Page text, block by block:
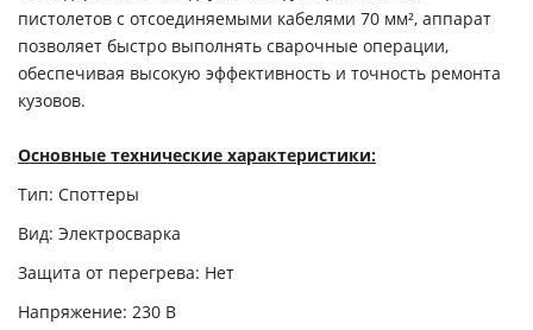
пистолетов с отсоединяемыми кабелями 70 мм², аппарат
позволяет быстро выполнять сварочные операции,
обеспечивая высокую эффективность и точность ремонта
кузовов.
Основные технические характеристики:
Тип: Споттеры
Вид: Электросварка
Защита от перегрева: Нет
Напряжение: 230 В